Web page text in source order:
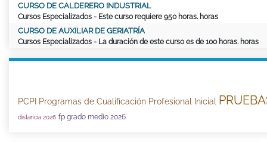
CURSO DE CALDERERO INDUSTRIAL
Cursos Especializados - Este curso requiere950 horas. horas
CURSO DE AUXILIAR DE GERIATRÍA
Cursos Especializados - La duración de este curso es de100 horas. horas
PCPI Programas de Cualificación Profesional Inicial
distancia 2026 fp grado medio 2026